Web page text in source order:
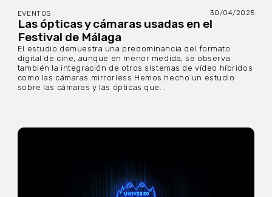
EVENTOS 30/04/2025
Las ópticas y cámaras usadas en el
Festival de Málaga
El estudio demuestra una predominancia del formato
digital de cine, aunque en menor medida, se observa
también la integración de otros sistemas de vídeo híbridos
como las cámaras mirrorless Hemos hecho un estudio
sobre las cámaras y las ópticas que...